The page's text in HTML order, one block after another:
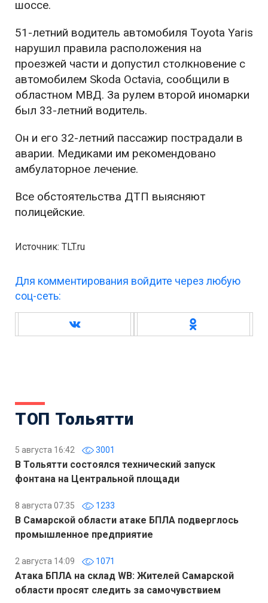
шоссе.
51-летний водитель автомобиля Toyota Yaris
нарушил правила расположения на
проезжей части и допустил столкновение с
автомобилем Skoda Octavia, сообщили в
областном МВД. За рулем второй иномарки
был 33-летний водитель.
Он и его 32-летний пассажир пострадали в
аварии. Медиками им рекомендовано
амбулаторное лечение.
Все обстоятельства ДТП выясняют
полицейские.
Источник: TLT.ru
Для комментирования войдите через любую
соц-сеть:
ТОП Тольятти
5 августа 16:42 3001
В Тольятти состоялся технический запуск
фонтана на Центральной площади
8 августа 07:35 1233
В Самарской области атаке БПЛА подверглось
промышленное предприятие
2 августа 14:09 1071
Атака БПЛА на склад WB: Жителей Самарской
области просят следить за самочувствием